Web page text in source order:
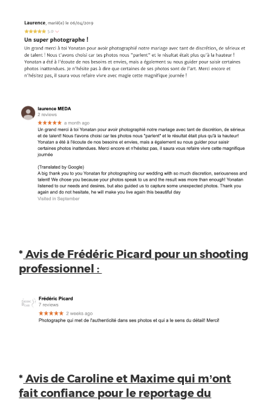
*Avis de Frédéric Picard pour un shooting
professionnel :
* Avis de Caroline et Maxime qui m’ont
fait confiance pour le reportage du